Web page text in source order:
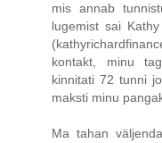
mis annab
lugemist sai
kontakt, minu
kinnitati 72 tunni
maksti minu
Ma tahan